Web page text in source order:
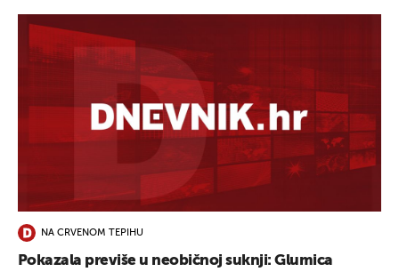
NA CRVENOM TEPIHU
Pokazala previše u neobičnoj suknji: Glumica